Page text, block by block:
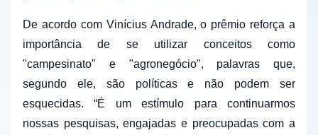
De acordo com Vinícius Andrade, o prêmio reforça a
importância de se utilizar conceitos como
"campesinato" e "agronegócio", palavras que,
segundo ele, são políticas e não podem ser
esquecidas. “É um estímulo para continuarmos
nossas pesquisas, engajadas e preocupadas com a